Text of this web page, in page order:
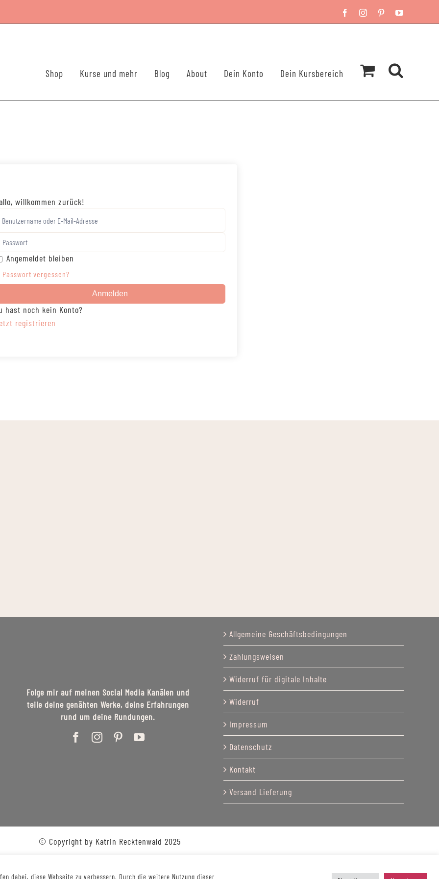
FacebookInstagram
Pinterest
Shop Kurse und mehr Blog About Dein Konto Dein Kursbereich
willkommen zurück!
Angemeldet bleiben
Passwort vergessen?
Anmelden
hast noch kein Konto?
registrieren
Folge mir auf meinen Social Media Kanälen und
teile deine genähten Werke, deine Erfahrungen
rund um deine Rundungen.
Allgemeine Geschäftsbedingungen
Zahlungsweisen
Widerruf für digitale Inhalte
Widerruf
Impressum
Datenschutz
Kontakt
Versand Lieferung
© Copyright by Katrin Recktenwald 2025
dabei, diese Webseite zu verbessern. Durch die weitere Nutzung dieser